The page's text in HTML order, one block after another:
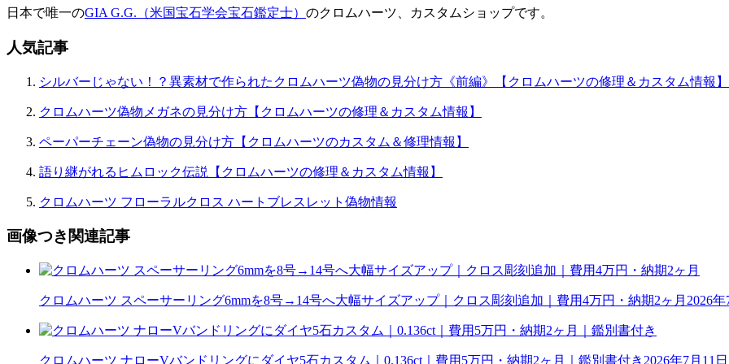
日本で唯一のGIA G.G.（米国宝石学会宝石鑑定士） のクロムハーツ、カスタムショップです。
人気記事
シルバーじゃない！？異素材で作られたクロムハーツ偽物の見分け方《前編》【クロムハーツの修理＆カスタム情報】
クロムハーツ偽物メガネの見分け方【クロムハーツの修理＆カスタム情報】
ペーパーチェーン偽物の見分け方【クロムハーツのカスタム＆修理情報】
語り継がれるヒムロック伝説【クロムハーツの修理＆カスタム情報】
クロムハーツ フローラルクロス ハートブレスレット偽物情報
画像つき関連記事
クロムハーツ スペーサーリング6mmを8号→14号へ大幅サイズアップ｜クロス彫刻追加｜費用4万円・納期2ヶ月 2026年
クロムハーツ ナローVバンドリングにダイヤ5石カスタム｜0.136ct｜費用5万円・納期2ヶ月｜鑑別書付き 2026年7月11日